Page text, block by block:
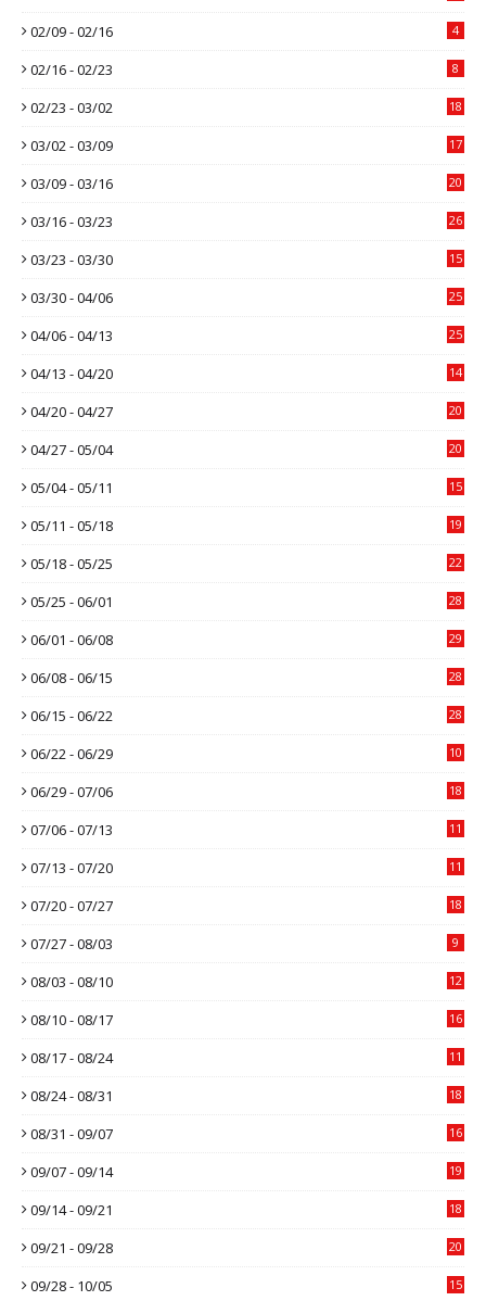
02/09 - 02/16
4
02/16 - 02/23 8
02/23 - 03/02 18
03/02 - 03/09 17
03/09 - 03/16 20
03/16 - 03/23 26
03/23 - 03/30 15
03/30 - 04/06 25
04/06 - 04/13 25
04/13 - 04/20 14
04/20 - 04/27 20
04/27 - 05/04 20
05/04 - 05/11 15
05/11 - 05/18 19
05/18 - 05/25 22
05/25 - 06/01 28
06/01 - 06/08 29
06/08 - 06/15 28
06/15 - 06/22 28
06/22 - 06/29 10
06/29 - 07/06 18
07/06 - 07/13 11
07/13 - 07/20 11
07/20 - 07/27 18
07/27 - 08/03 9
08/03 - 08/10 12
08/10 - 08/17 16
08/17 - 08/24 11
08/24 - 08/31 18
08/31 - 09/07 16
09/07 - 09/14 19
09/14 - 09/21 18
09/21 - 09/28 20
09/28 - 10/05 15